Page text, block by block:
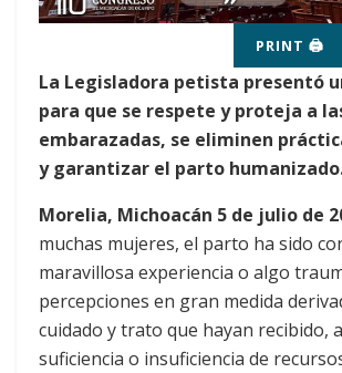
PRINT 🖨
La Legisladora petista presentó
para que se respete y proteja a
embarazadas, se eliminen
y garantizar el parto
Morelia, Michoacán 5 de julio de
muchas mujeres, el parto ha sido
maravillosa experiencia o algo
percepciones en gran medida
cuidado y trato que hayan recibido,
suficiencia o insuficiencia de